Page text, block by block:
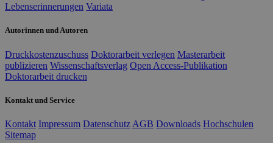
Lebenserinnerungen Variata
Autorinnen und Autoren
Druckkostenzuschuss Doktorarbeit verlegen Masterarbeit
publizieren Wissenschaftsverlag Open Access-Publikation
Doktorarbeit drucken
Kontakt und Service
Kontakt Impressum Datenschutz AGB Downloads Hochschulen
Sitemap